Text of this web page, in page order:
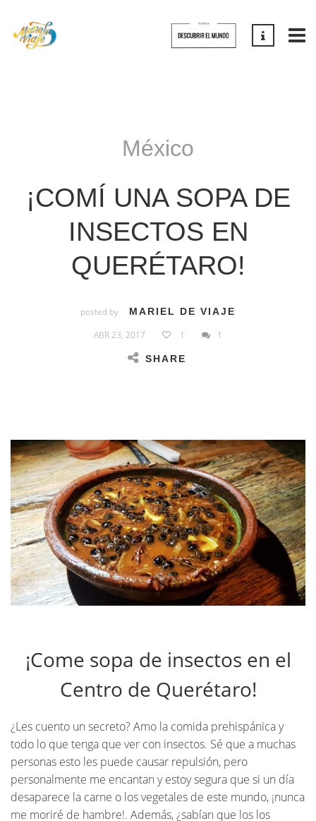
México
¡COMÍ UNA SOPA DE
INSECTOS EN
QUERÉTARO!
posted by MARIEL DE VIAJE
ABR 23, 2017 1 1
SHARE
¡Come sopa de insectos en el
Centro de Querétaro!
¿Les cuento un secreto? Amo la comida prehispánica y
todo lo que tenga que ver con insectos. Sé que a muchas
personas esto les puede causar repulsión, pero
personalmente me encantan y estoy segura que si un día
desaparece la carne o los vegetales de este mundo, ¡nunca
me moriré de hambre!. Además, ¿sabían que los los